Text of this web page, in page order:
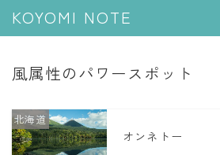
KOYOMI NOTE
行事と季節
五節句
風属性のパワースポット
オンネトー
北海道